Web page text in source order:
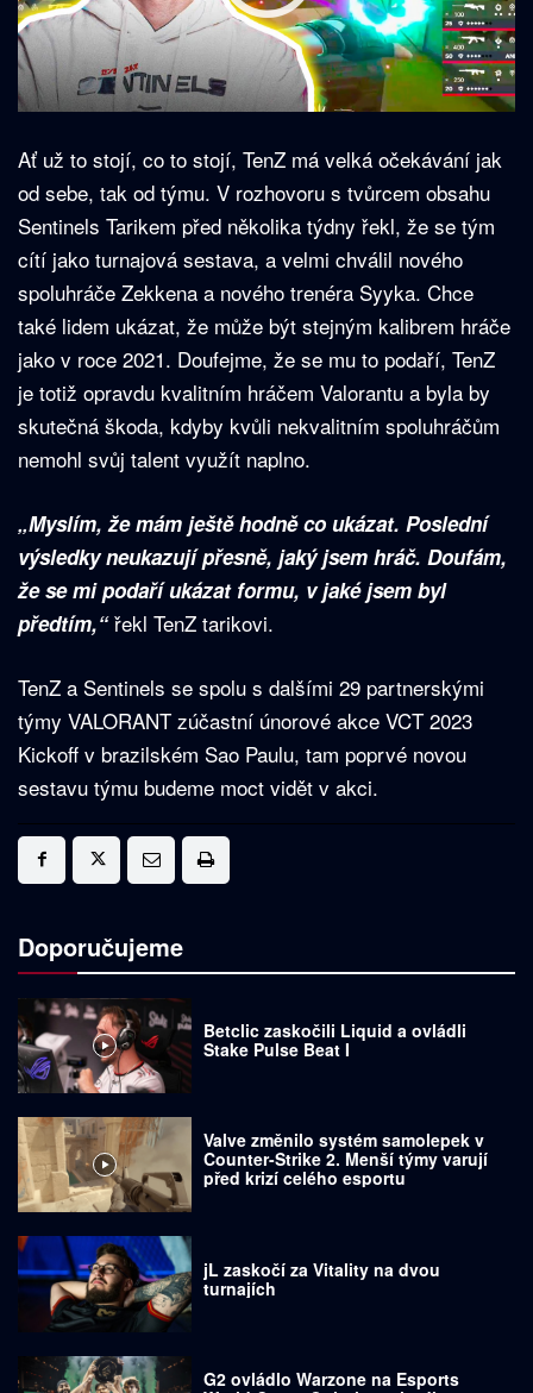
Ať už to stojí, co to stojí, TenZ má velká očekávání jak
od sebe, tak od týmu. V rozhovoru s tvůrcem obsahu
Sentinels Tarikem před několika týdny řekl, že se tým
cítí jako turnajová sestava, a velmi chválil nového
spoluhráče Zekkena a nového trenéra Syyka. Chce
také lidem ukázat, že může být stejným kalibrem hráče
jako v roce 2021. Doufejme, že se mu to podaří, TenZ
je totiž opravdu kvalitním hráčem Valorantu a byla by
skutečná škoda, kdyby kvůli nekvalitním spoluhráčům
nemohl svůj talent využít naplno.
„Myslím, že mám ještě hodně co ukázat. Poslední
výsledky neukazují přesně, jaký jsem hráč. Doufám,
že se mi podaří ukázat formu, v jaké jsem byl
předtím,“řekl TenZ tarikovi.
TenZ a Sentinels se spolu s dalšími 29 partnerskými
týmy VALORANT zúčastní únorové akce VCT 2023
Kickoff v brazilském Sao Paulu, tam poprvé novou
sestavu týmu budeme moct vidět v akci.
Doporučujeme
Betclic zaskočili Liquid a ovládli
Stake Pulse Beat I
Valve změnilo systém samolepek v
Counter-Strike 2. Menší týmy varují
před krizí celého esportu
jL zaskočí za Vitality na dvou
turnajích
G2 ovládlo Warzone na Esports